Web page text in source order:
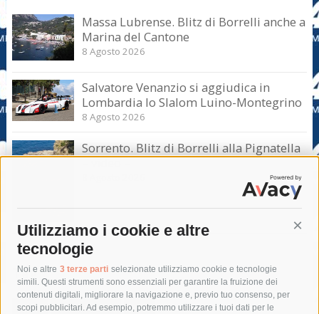
Utilizziamo i cookie e altre
tecnologie
Noi e altre 3 terze parti selezionate utilizziamo cookie e tecnologie
simili. Questi strumenti sono essenziali per garantire la fruizione dei
contenuti digitali, migliorare la navigazione e, previo tuo consenso, per
scopi pubblicitari. Ad esempio, potremmo utilizzare i tuoi dati per le
Massa Lubrense. Blitz di Borrelli anche a
Marina del Cantone
8 Agosto 2026
Salvatore Venanzio si aggiudica in
Lombardia lo Slalom Luino-Montegrino
8 Agosto 2026
Sorrento. Blitz di Borrelli alla Pignatella
– video –
Tag
acqua allerta meteo
anas